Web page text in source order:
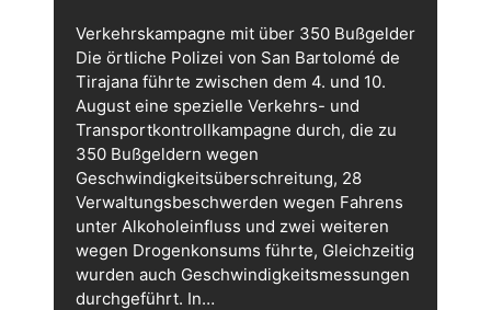
Verkehrskampagne mit über 350 Bußgelder
Die örtliche Polizei von San Bartolomé de
Tirajana führte zwischen dem 4. und 10.
August eine spezielle Verkehrs- und
Transportkontrollkampagne durch, die zu
350 Bußgeldern wegen
Geschwindigkeitsüberschreitung, 28
Verwaltungsbeschwerden wegen Fahrens
unter Alkoholeinfluss und zwei weiteren
wegen Drogenkonsums führte, Gleichzeitig
wurden auch Geschwindigkeitsmessungen
durchgeführt. In…